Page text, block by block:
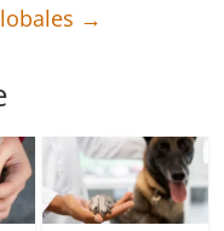
→